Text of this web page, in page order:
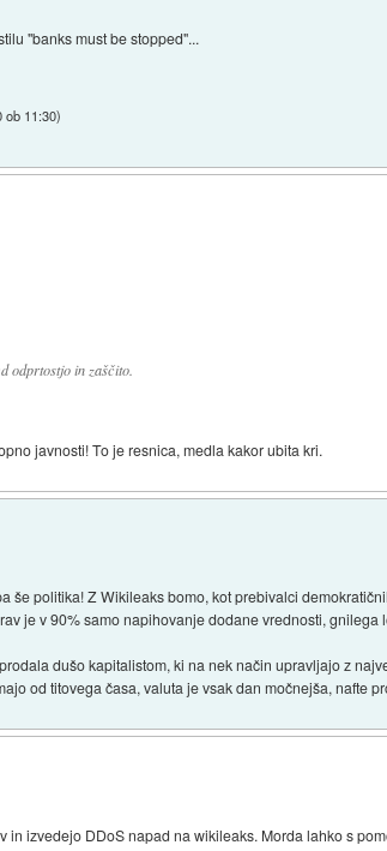
"banks must be stopped"...
ob 11:30)
odprtostjo in zaščito.
javnosti! To je resnica, medla kakor ubita kri.
še politika! Z Wikileaks bomo, kot prebivalci
je v 90% samo napihovanje dodane vrednosti,
dušo kapitalistom, ki na nek način upravljajo z
od titovega časa, valuta je vsak dan močnejša, nafte
in izvedejo DDoS napad na wikileaks. Morda lahko s